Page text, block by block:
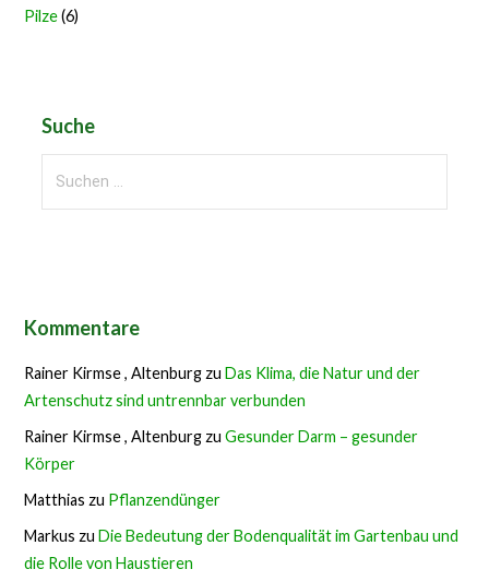
Pilze(6)
Suche
Kommentare
Rainer Kirmse , Altenburg zuDas Klima, die Natur und der
Artenschutz sind untrennbar verbunden
Rainer Kirmse , Altenburg zuGesunder Darm – gesunder
Körper
Matthias zu Pflanzendünger
Markus zuDie Bedeutung der Bodenqualität im Gartenbau und
die Rolle von Haustieren